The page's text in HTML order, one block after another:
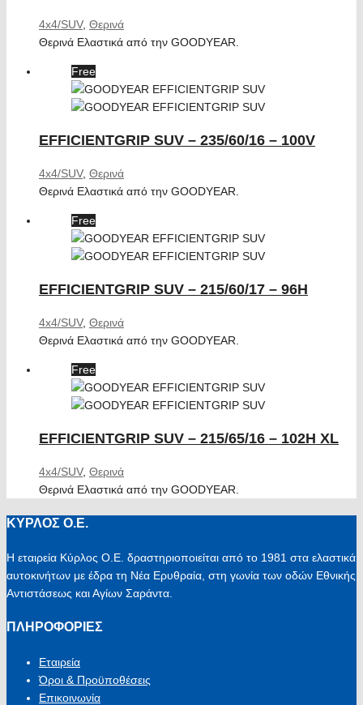
4x4/SUV, Θερινά
Θερινά Ελαστικά από την GOODYEAR.
Free
EFFICIENTGRIP SUV – 235/60/16 – 100V
4x4/SUV, Θερινά
Θερινά Ελαστικά από την GOODYEAR.
Free
EFFICIENTGRIP SUV – 215/60/17 – 96H
4x4/SUV, Θερινά
Θερινά Ελαστικά από την GOODYEAR.
Free
EFFICIENTGRIP SUV – 215/65/16 – 102H XL
4x4/SUV, Θερινά
Θερινά Ελαστικά από την GOODYEAR.
ΚΥΡΛΟΣ Ο.Ε.
Η εταιρεία Κύρλος Ο.Ε. δραστηριοποιείται από το 1981 στα ελαστικά
αυτοκινήτων με έδρα τη Νέα Ερυθραία, στη γωνία των οδών Εθνικής
Αντιστάσεως και Αγίων Σαράντα.
ΠΛΗΡΟΦΟΡΙΕΣ
Εταιρεία
Όροι & Προϋποθέσεις
Επικοινωνία